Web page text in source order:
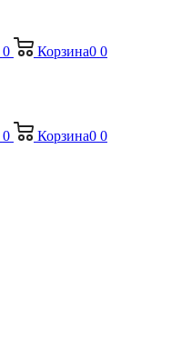
0 Корзина0 0
0 Корзина0 0